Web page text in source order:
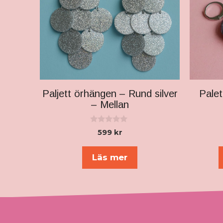
Paljett örhängen – Rund silver
– Mellan
599 kr
Läs mer